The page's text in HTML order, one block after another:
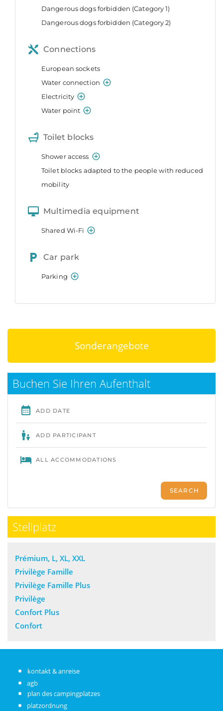
Sonderangebote
Buchen Sie Ihren Aufenthalt
Stellplatz
Prémium, L, XL, XXL
Privilège Famille
Privilège Famille Plus
Privilège
Confort Plus
Confort
kontakt & anreise
agb
plan des campingplatzes
platzordnung